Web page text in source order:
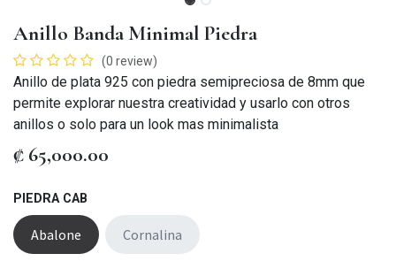
Anillo Banda Minimal Piedra
(0 review)
Anillo de plata 925 con piedra semipreciosa de 8mm que
permite explorar nuestra creatividad y usarlo con otros
anillos o solo para un look mas minimalista
₡ 65,000.00
PIEDRA CAB
Abalone Cornalina